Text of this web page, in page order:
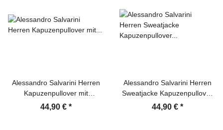
Alessandro Salvarini Herren
Kapuzenpullover mit
Reißverschluss Hoodie
44,90 € *
Alessandro Salvarini Herren
Sweatjacke Kapuzenpullover
Jacke Hoodie Schwarz
44,90 € *